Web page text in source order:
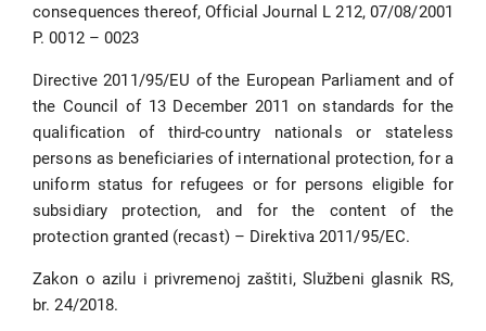
consequences thereof, Official Journal L 212, 07/08/2001
P. 0012 – 0023
Directive 2011/95/EU of the European Parliament and of
the Council of 13 December 2011 on standards for the
qualification of third-country nationals or stateless
persons as beneficiaries of international protection, for a
uniform status for refugees or for persons eligible for
subsidiary protection, and for the content of the
protection granted (recast) – Direktiva 2011/95/EC.
Zakon o azilu i privremenoj zaštiti, Službeni glasnik RS,
br. 24/2018.